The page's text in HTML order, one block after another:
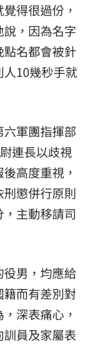
得很過份，
，因為名字
名都會被針
10幾秒手就
軍團指揮部
連長以歧視
高度重視，
懲併行原則
主動移請司
男，均應給
而有差別對
深表痛心，
員及家屬表